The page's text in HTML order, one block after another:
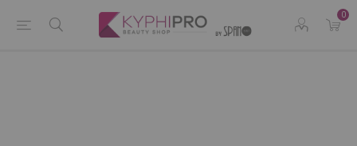
0